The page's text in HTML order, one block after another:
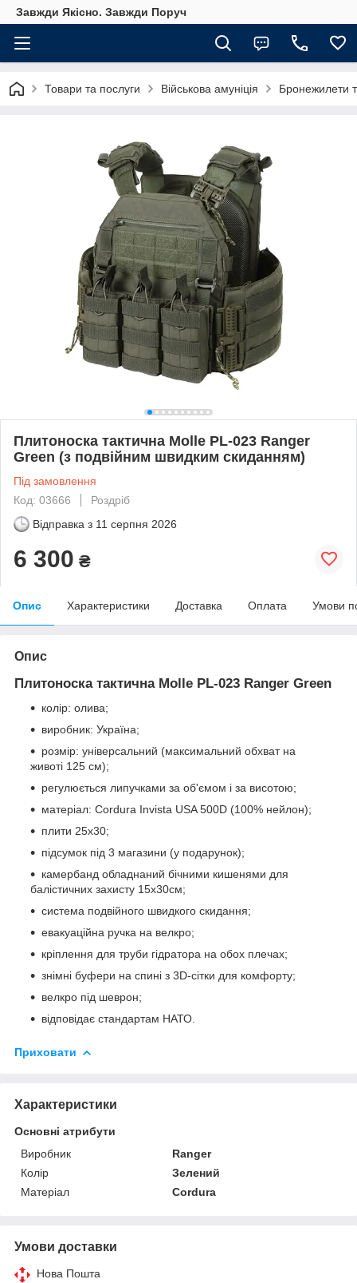
Завжди Якісно. Завжди Поруч
Товари та послуги Військова амуніція Бронежилети
Плитоноска тактична Molle PL-023 Ranger
Green (з подвійним швидким скиданням)
Під замовлення
Код: 03666
Роздріб
Відправка з 11 серпня 2026
6 300 ₴
Опис Характеристики Доставка Оплата Умови
Опис
Плитоноска тактична Molle PL-023 Ranger Green
колір: олива;
виробник: Україна;
розмір: універсальний (максимальний обхват на
животі 125 см);
регулюється липучками за об'ємом і за висотою;
матеріал: Cordura Invista USA 500D (100% нейлон);
плити 25х30;
підсумок під 3 магазини (у подарунок);
камербанд обладнаний бічними кишенями для
балістичних захисту 15х30см;
система подвійного швидкого скидання;
евакуаційна ручка на велкро;
кріплення для труби гідратора на обох плечах;
знімні буфери на спині з 3D-сітки для комфорту;
велкро під шеврон;
відповідає стандартам НАТО.
Приховати
Характеристики
Основні атрибути
Виробник
Ranger
Колір
Зелений
Матеріал
Cordura
Умови доставки
Нова Пошта